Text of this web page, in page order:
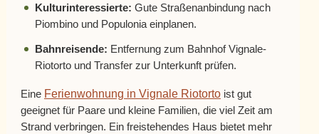
Kulturinteressierte: Gute Straßenanbindung nach
Piombino und Populonia einplanen.
Bahnreisende: Entfernung zum Bahnhof Vignale-
Riotorto und Transfer zur Unterkunft prüfen.
Eine Ferienwohnung in Vignale Riotortoist gut
geeignet für Paare und kleine Familien, die viel Zeit am
Strand verbringen. Ein freistehendes Haus bietet mehr